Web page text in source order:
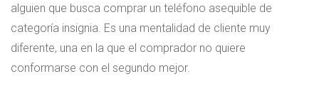
alguien que busca comprar un teléfono asequible de
categoría insignia. Es una mentalidad de cliente muy
diferente, una en la que el comprador no quiere
conformarse con el segundo mejor.